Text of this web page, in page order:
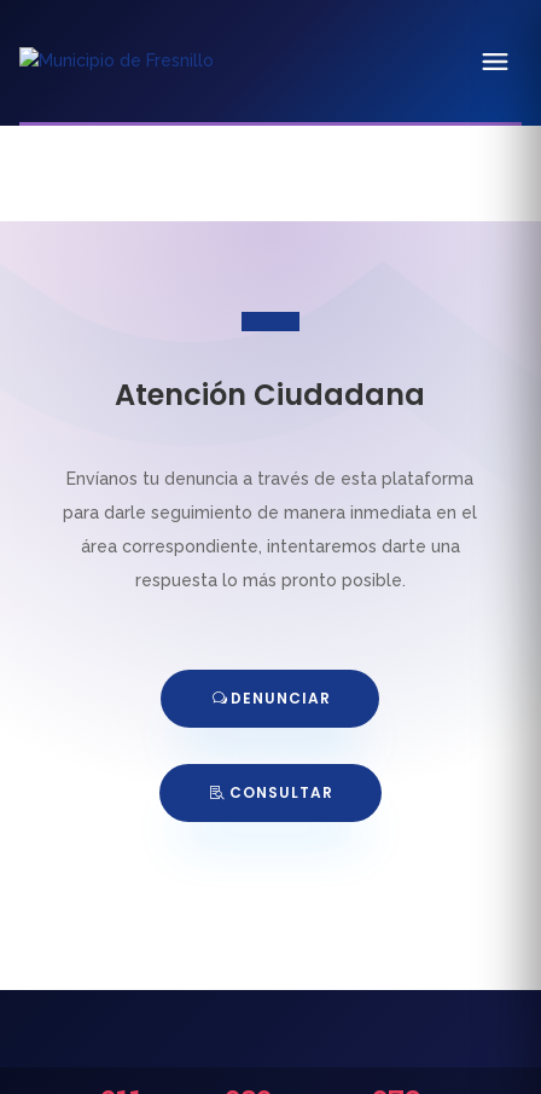
Atención Ciudadana
Envíanos tu denuncia a través de esta plataforma
para darle seguimiento de manera inmediata en el
área correspondiente, intentaremos darte una
respuesta lo más pronto posible.
DENUNCIAR
CONSULTAR